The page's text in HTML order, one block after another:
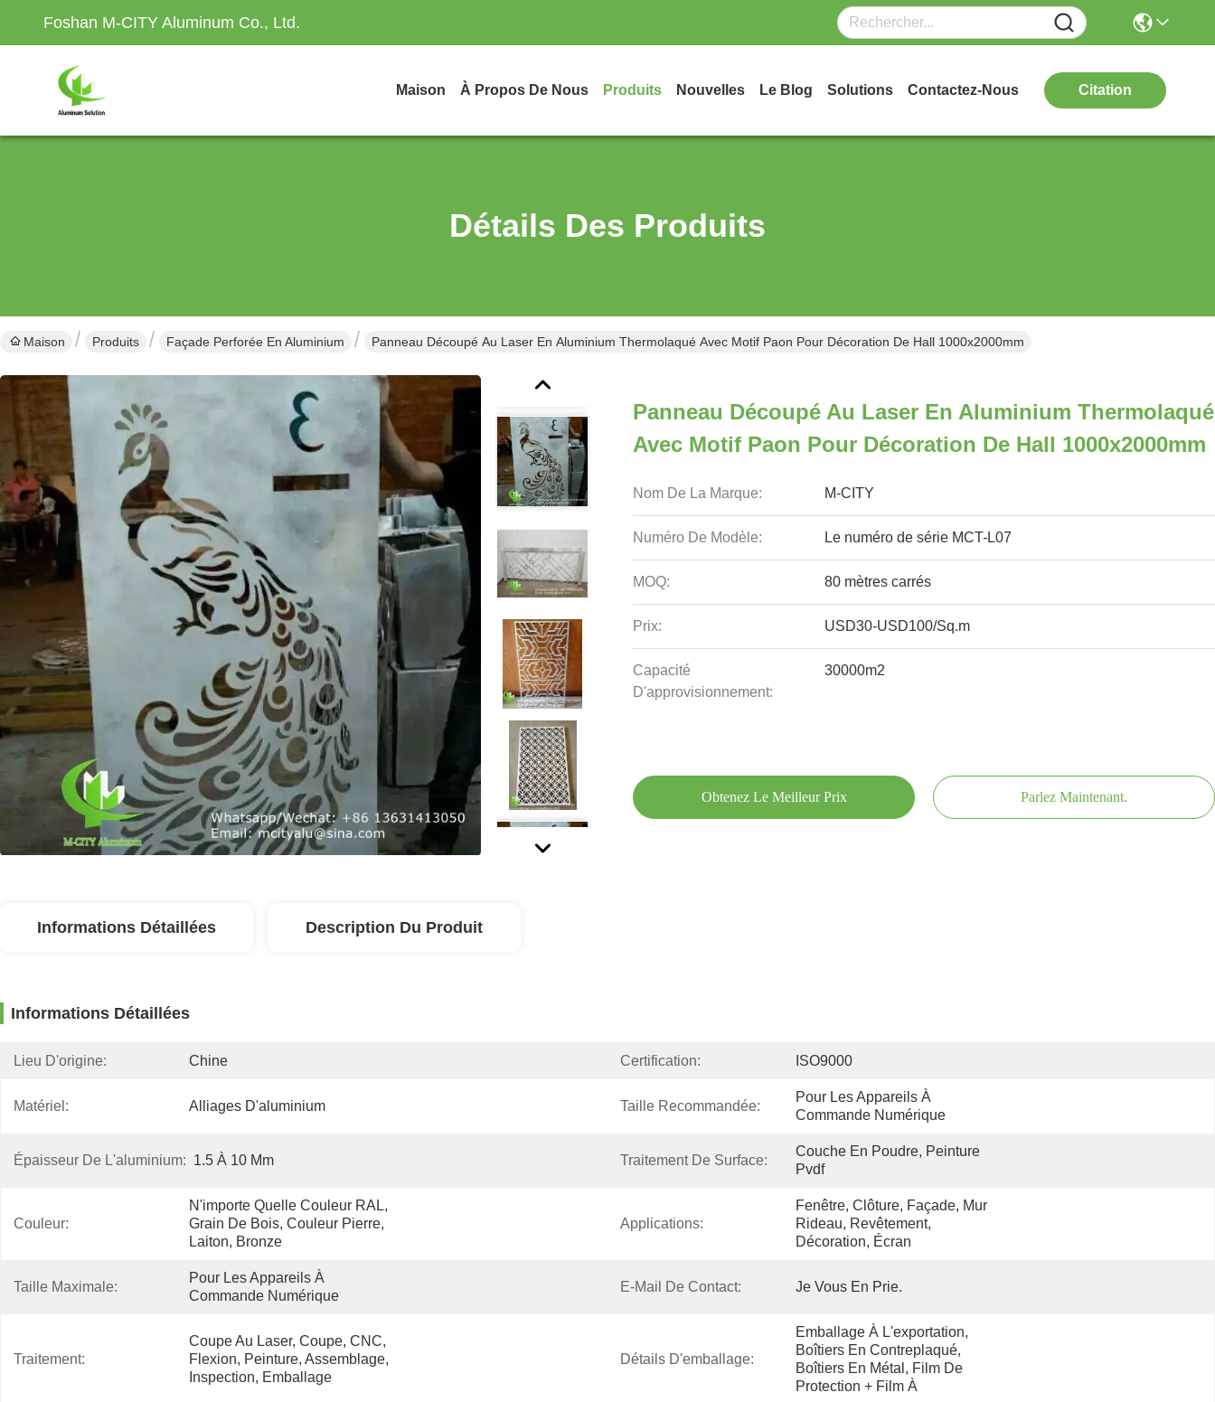
Foshan M-CITY Aluminum Co., Ltd.
Maison À Propos De Nous Produits Nouvelles Le Blog Solutions Contactez-Nous Citation
Détails Des Produits
Maison Produits Façade Perforée En Aluminium Panneau Découpé Au Laser En Aluminium Thermolaqué Avec Motif Paon Pour Décoration De Hall 1000x2000mm
Panneau Découpé Au Laser En Aluminium Thermolaqué
Avec Motif Paon Pour Décoration De Hall 1000x2000mm
Nom De La Marque: M-CITY
Numéro De Modèle: Le numéro de série MCT-L07
MOQ: 80 mètres carrés
Prix: USD30-USD100/Sq.m
Capacité
D'approvisionnement:
30000m2
Obtenez Le Meilleur Prix Parlez Maintenant.
Informations Détaillées Description Du Produit
Informations Détaillées
Lieu D'origine: Chine Certification: ISO9000
Matériel: Alliages D'aluminium Taille Recommandée:
Pour Les Appareils À
Commande Numérique
Épaisseur De L'aluminium: 1.5 À 10 Mm Traitement De Surface:
Couche En Poudre, Peinture
Pvdf
Couleur:
N'importe Quelle Couleur RAL,
Grain De Bois, Couleur Pierre,
Laiton, Bronze
Applications:
Fenêtre, Clôture, Façade, Mur
Rideau, Revêtement,
Décoration, Écran
Taille Maximale:
Pour Les Appareils À
Commande Numérique
E-Mail De Contact: Je Vous En Prie.
Traitement:
Coupe Au Laser, Coupe, CNC,
Flexion, Peinture, Assemblage,
Inspection, Emballage
Détails D'emballage:
Emballage À L'exportation,
Boîtiers En Contreplaqué,
Boîtiers En Métal, Film De
Protection + Film À